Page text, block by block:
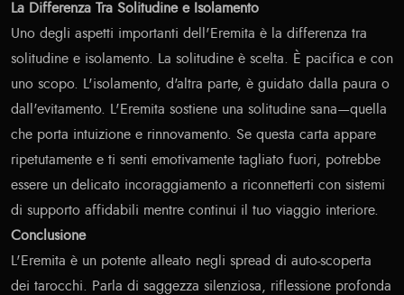
La Differenza Tra Solitudine e Isolamento
Uno degli aspetti importanti dell'Eremita è la differenza tra
solitudine e isolamento. La solitudine è scelta. È pacifica e con
uno scopo. L'isolamento, d'altra parte, è guidato dalla paura o
dall'evitamento. L'Eremita sostiene una solitudine sana—quella
che porta intuizione e rinnovamento. Se questa carta appare
ripetutamente e ti senti emotivamente tagliato fuori, potrebbe
essere un delicato incoraggiamento a riconnetterti con sistemi
di supporto affidabili mentre continui il tuo viaggio interiore.
Conclusione
L'Eremita è un potente alleato negli spread di auto-scoperta
dei tarocchi. Parla di saggezza silenziosa, riflessione profonda